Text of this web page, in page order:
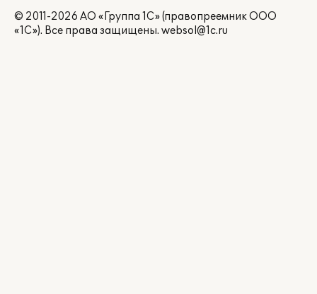
© 2011-2026 АО «Группа 1С» (правопреемник ООО
«1С»). Все права защищены. websol@1c.ru